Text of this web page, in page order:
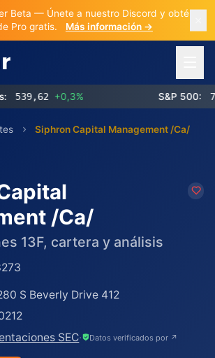
Beta — Únete a nuestro Discord y obtén 3
Pro gratis.
Más información →
+0,3% S&P 500:
Siphron Capital Management /Ca/
/Ca/
13F, cartera y análisis
S Beverly Drive 412
SEC· Datos verificados por ↗